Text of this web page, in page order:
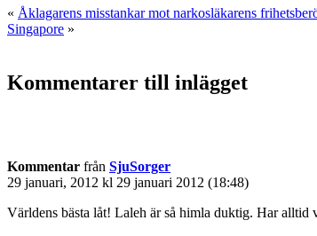
« Åklagarens misstankar mot narkosläkarens
Singapore »
Kommentarer till inlägget
Kommentar från SjuSorger
29 januari, 2012 kl 29 januari 2012 (18:48)
Världens bästa låt! Laleh är så himla duktig. Har